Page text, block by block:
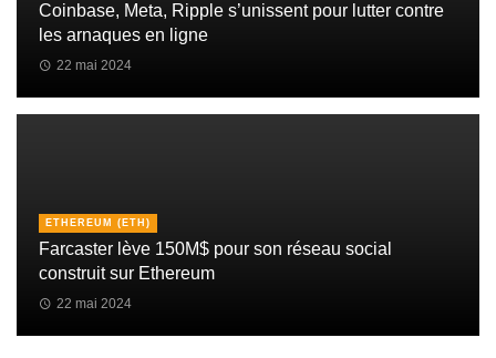
Coinbase, Meta, Ripple s’unissent pour lutter contre
les arnaques en ligne
22 mai 2024
ETHEREUM (ETH)
Farcaster lève 150M$ pour son réseau social
construit sur Ethereum
22 mai 2024